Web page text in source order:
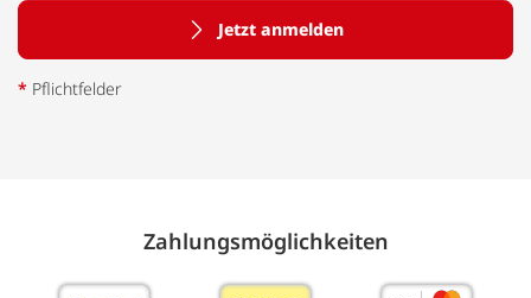
Jetzt anmelden
* Pflichtfelder
Zahlungs­möglich­keiten